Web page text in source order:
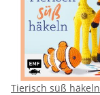
Tierisch süß häkeln